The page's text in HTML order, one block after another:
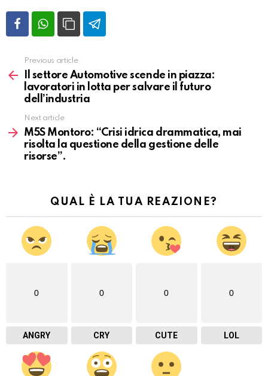
Vedi
altro
Previous article
Il settore Automotive scende in piazza:
lavoratori in lotta per salvare il futuro
dell’industria
Next article
M5S Montoro: “Crisi idrica drammatica, mai
risolta la questione della gestione delle
risorse”.
QUAL È LA TUA REAZIONE?
0
ANGRY
0
CRY
0
CUTE
0
LOL